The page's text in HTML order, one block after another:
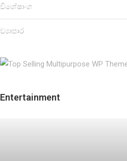
විශේෂාංග
ව්‍යාපාර
Entertainment